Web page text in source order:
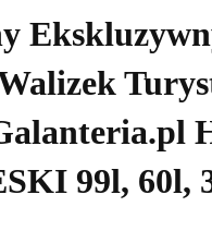
99l, 60l,